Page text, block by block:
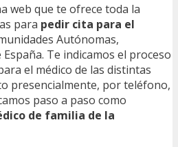
web que te ofrece toda la
para pedir cita para el
Autónomas,
Te indicamos el proceso
el médico de las distintas
presencialmente, por teléfono,
paso a paso como
de familia de la